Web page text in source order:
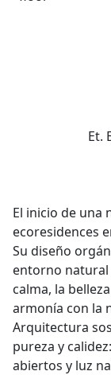
Et.
El inicio de una
ecoresidences
Su diseño
entorno
calma, la
armonía con la
Arquitectura
pureza y
abiertos y luz